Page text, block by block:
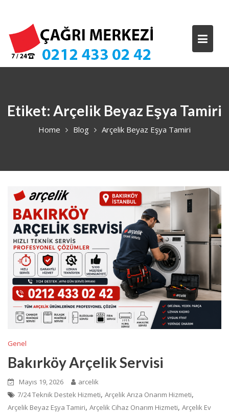
content
Etiket: Arçelik Beyaz Eşya Tamiri
Home Blog Arçelik Beyaz Eşya Tamiri
Genel
Bakırköy Arçelik Servisi
Mayıs 19, 2026
arcelik
7/24 Teknik Destek Hizmeti, Arçelik Arıza Onarım Hizmeti,
Arçelik Beyaz Eşya Tamiri, Arçelik Cihaz Onarım Hizmeti, Arçelik Ev